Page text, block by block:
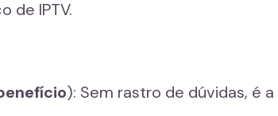
de IPTV.
): Sem rastro de dúvidas, é